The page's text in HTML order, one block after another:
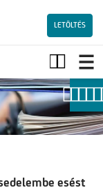
LETÖLTÉS
esést